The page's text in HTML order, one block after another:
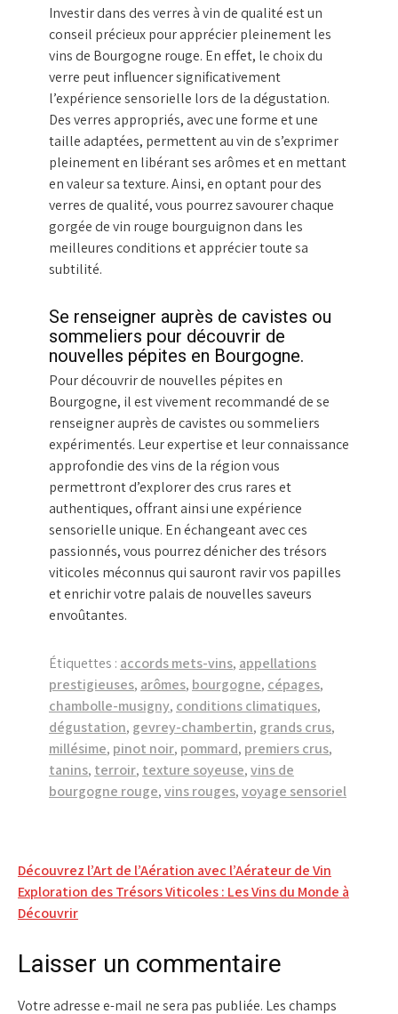
Investir dans des verres à vin de qualité est un
conseil précieux pour apprécier pleinement les
vins de Bourgogne rouge. En effet, le choix du
verre peut influencer significativement
l’expérience sensorielle lors de la dégustation.
Des verres appropriés, avec une forme et une
taille adaptées, permettent au vin de s’exprimer
pleinement en libérant ses arômes et en mettant
en valeur sa texture. Ainsi, en optant pour des
verres de qualité, vous pourrez savourer chaque
gorgée de vin rouge bourguignon dans les
meilleures conditions et apprécier toute sa
subtilité.
Se renseigner auprès de cavistes ou
sommeliers pour découvrir de
nouvelles pépites en Bourgogne.
Pour découvrir de nouvelles pépites en
Bourgogne, il est vivement recommandé de se
renseigner auprès de cavistes ou sommeliers
expérimentés. Leur expertise et leur connaissance
approfondie des vins de la région vous
permettront d’explorer des crus rares et
authentiques, offrant ainsi une expérience
sensorielle unique. En échangeant avec ces
passionnés, vous pourrez dénicher des trésors
viticoles méconnus qui sauront ravir vos papilles
et enrichir votre palais de nouvelles saveurs
envoûtantes.
Étiquettes : accords mets-vins, appellations
prestigieuses, arômes, bourgogne, cépages,
chambolle-musigny, conditions climatiques,
dégustation, gevrey-chambertin, grands crus,
millésime, pinot noir, pommard, premiers crus,
tanins, terroir, texture soyeuse,vins de
bourgogne rouge,vins rouges,voyage sensoriel
Navigation
de
l’article
Découvrez l’Art de l’Aération avec l’Aérateur de Vin
Exploration des Trésors Viticoles : Les Vins du Monde à
Découvrir
Laisser un commentaire
Votre adresse e-mail ne sera pas publiée. Les champs